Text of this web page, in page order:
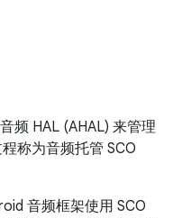
频 HAL (AHAL) 来管理
称为音频托管 SCO
音频框架使用 SCO